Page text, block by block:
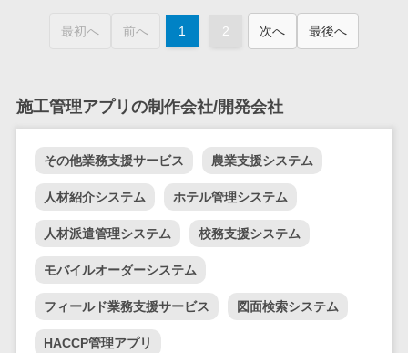
FAX配信システ
帳票配信サー
BPMツール
ChatGPTサー
ワークフロー
成ツール
最初へ 前へ 1 2 次へ 最後へ
施工管理アプリの制作会社/開発会社
その他業務支援サービス 農業支援システム
人材紹介システム ホテル管理システム
人材派遣管理システム 校務支援システム
モバイルオーダーシステム
フィールド業務支援サービス 図面検索システム
HACCP管理アプリ